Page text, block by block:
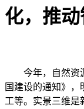
化，推
今年，自然资
国建设的通知》
工等。实景三维是